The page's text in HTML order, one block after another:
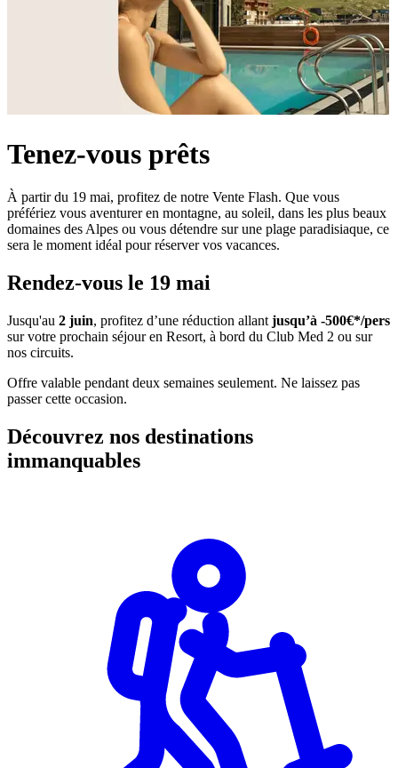
Tenez-vous prêts
À partir du 19 mai, profitez de notre Vente Flash. Que vous
préfériez vous aventurer en montagne, au soleil, dans les plus beaux
domaines des Alpes ou vous détendre sur une plage paradisiaque, ce
sera le moment idéal pour réserver vos vacances.
Rendez-vous le 19 mai
Jusqu'au 2 juin, profitez d’une réduction allant jusqu’à -500€*/pers
sur votre prochain séjour en Resort, à bord du Club Med 2 ou sur
nos circuits.​​
Offre valable pendant deux semaines seulement. Ne laissez pas
passer cette occasion.​
Découvrez nos destinations
immanquables